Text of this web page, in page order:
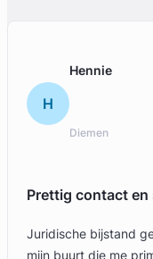
H
Hennie
Diemen
Prettig contact en
Juridische bijstand
mijn buurt die me